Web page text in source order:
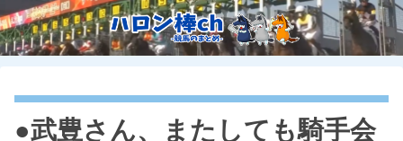
●武豊さん、またしても騎手会